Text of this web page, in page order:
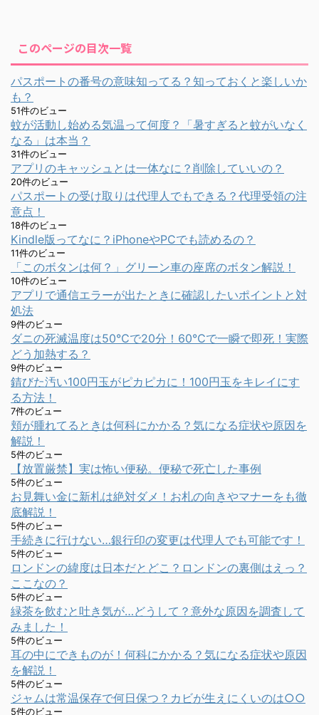
このページの目次一覧
パスポートの番号の意味知ってる？知っておくと楽しいか
も？
51件のビュー
蚊が活動し始める気温って何度？「暑すぎると蚊がいなく
なる」は本当？
31件のビュー
アプリのキャッシュとは一体なに？削除していいの？
20件のビュー
パスポートの受け取りは代理人でもできる？代理受領の注
意点！
18件のビュー
Kindle版ってなに？iPhoneやPCでも読めるの？
11件のビュー
「このボタンは何？」グリーン車の座席のボタン解説！
10件のビュー
アプリで通信エラーが出たときに確認したいポイントと対
処法
9件のビュー
ダニの死滅温度は50℃で20分！60℃で一瞬で即死！実際
どう加熱する？
9件のビュー
錆びた汚い100円玉がピカピカに！100円玉をキレイにす
る方法！
7件のビュー
頬が腫れてるときは何科にかかる？気になる症状や原因を
解説！
5件のビュー
【放置厳禁】実は怖い便秘。便秘で死亡した事例
5件のビュー
お見舞い金に新札は絶対ダメ！お札の向きやマナーをも徹
底解説！
5件のビュー
手続きに行けない…銀行印の変更は代理人でも可能です！
5件のビュー
ロンドンの緯度は日本だとどこ？ロンドンの裏側はえっ？
ここなの？
5件のビュー
緑茶を飲むと吐き気が…どうして？意外な原因を調査して
みました！
5件のビュー
耳の中にできものが！何科にかかる？気になる症状や原因
を解説！
5件のビュー
ジャムは常温保存で何日保つ？カビが生えにくいのは○○
5件のビュー